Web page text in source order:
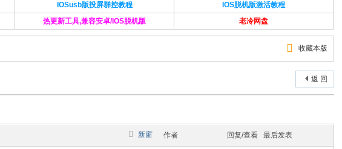
IOSusb版投屏群控教程
IOS脱机版激活教程
热更新工具,兼容安卓/IOS脱机版 老冷网盘
收藏本版
返 回
新窗 作者 回复/查看 最后发表